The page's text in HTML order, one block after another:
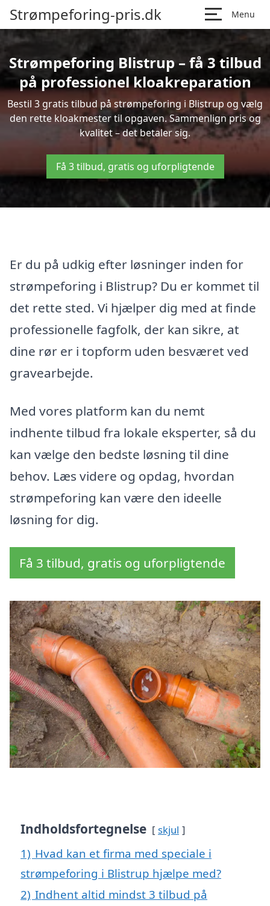
Strømpeforing-pris.dk Menu
Strømpeforing Blistrup – få 3 tilbud
på professionel kloakreparation
Bestil 3 gratis tilbud på strømpeforing i Blistrup og vælg
den rette kloakmester til opgaven. Sammenlign pris og
kvalitet – det betaler sig.
Få 3 tilbud, gratis og uforpligtende
Er du på udkig efter løsninger inden for
strømpeforing i Blistrup? Du er kommet til
det rette sted. Vi hjælper dig med at finde
professionelle fagfolk, der kan sikre, at
dine rør er i topform uden besværet ved
gravearbejde.
Med vores platform kan du nemt
indhente tilbud fra lokale eksperter, så du
kan vælge den bedste løsning til dine
behov. Læs videre og opdag, hvordan
strømpeforing kan være den ideelle
løsning for dig.
Få 3 tilbud, gratis og uforpligtende
Indholdsfortegnelse skjul
1) Hvad kan et firma med speciale i
strømpeforing i Blistrup hjælpe med?
2) Indhent altid mindst 3 tilbud på